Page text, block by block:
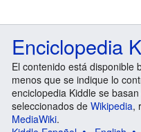
Enciclopedia
El contenido está disponible
menos que se indique lo
enciclopedia Kiddle se
seleccionados de Wikipedia,
MediaWiki.